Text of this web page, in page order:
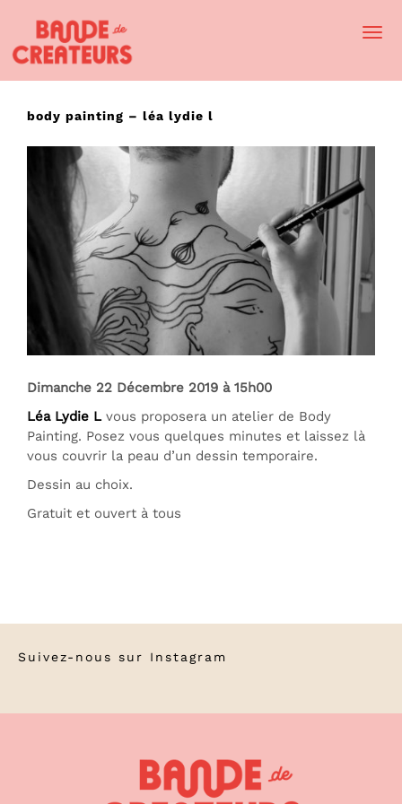
body painting – léa lydie l
Dimanche 22 Décembre 2019 à 15h00
Léa Lydie L vous proposera un atelier de Body
Painting. Posez vous quelques minutes et laissez là
vous couvrir la peau d’un dessin temporaire.
Dessin au choix.
Gratuit et ouvert à tous
Suivez-nous sur Instagram